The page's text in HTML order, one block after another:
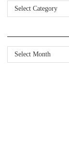
Kategorier
Arkiv